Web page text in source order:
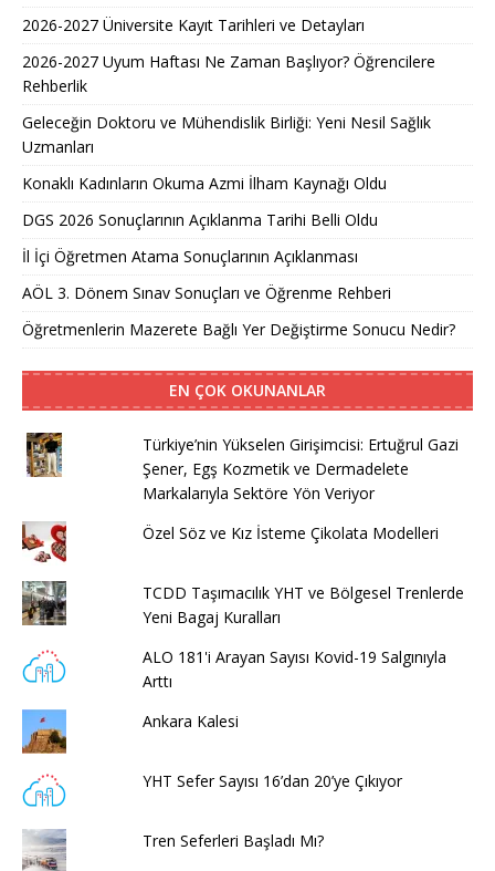
2026-2027 Üniversite Kayıt Tarihleri ve Detayları
2026-2027 Uyum Haftası Ne Zaman Başlıyor? Öğrencilere
Rehberlik
Geleceğin Doktoru ve Mühendislik Birliği: Yeni Nesil Sağlık
Uzmanları
Konaklı Kadınların Okuma Azmi İlham Kaynağı Oldu
DGS 2026 Sonuçlarının Açıklanma Tarihi Belli Oldu
İl İçi Öğretmen Atama Sonuçlarının Açıklanması
AÖL 3. Dönem Sınav Sonuçları ve Öğrenme Rehberi
Öğretmenlerin Mazerete Bağlı Yer Değiştirme Sonucu Nedir?
EN ÇOK OKUNANLAR
Türkiye’nin Yükselen Girişimcisi: Ertuğrul Gazi
Şener, Egş Kozmetik ve Dermadelete
Markalarıyla Sektöre Yön Veriyor
Özel Söz ve Kız İsteme Çikolata Modelleri
TCDD Taşımacılık YHT ve Bölgesel Trenlerde
Yeni Bagaj Kuralları
ALO 181'i Arayan Sayısı Kovid-19 Salgınıyla
Arttı
Ankara Kalesi
YHT Sefer Sayısı 16’dan 20’ye Çıkıyor
Tren Seferleri Başladı Mı?